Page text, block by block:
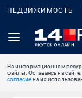
НЕДВИЖИМОСТЬ
На информационном
файлы. Оставаясь на
согласиена их